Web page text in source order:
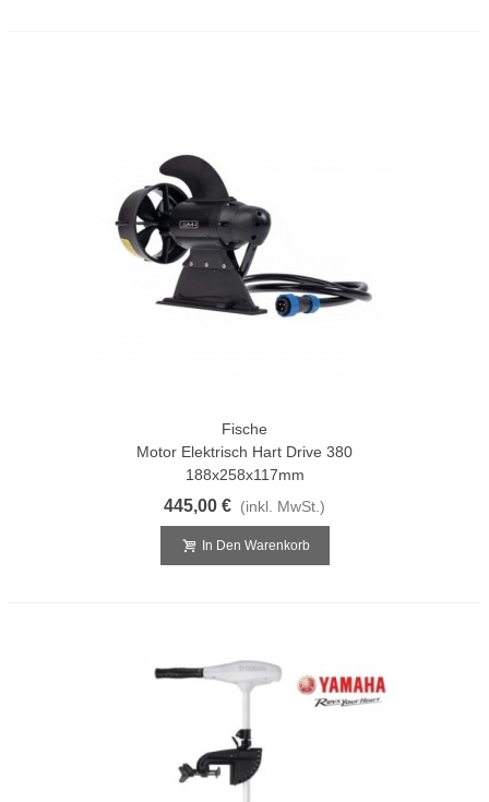
Fische
Motor Elektrisch Hart Drive 380
188x258x117mm
445,00 € (inkl. MwSt.)
In Den Warenkorb